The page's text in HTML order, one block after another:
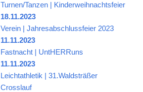
Turnen/Tanzen | Kinderweihnachtsfeier
18.11.2023
Verein | Jahresabschlussfeier 2023
11.11.2023
Fastnacht | UntHERRuns
11.11.2023
Leichtathletik | 31.Waldsträßer
Crosslauf